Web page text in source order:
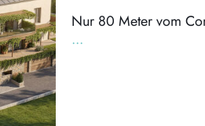
Nur 80 Meter vom
...